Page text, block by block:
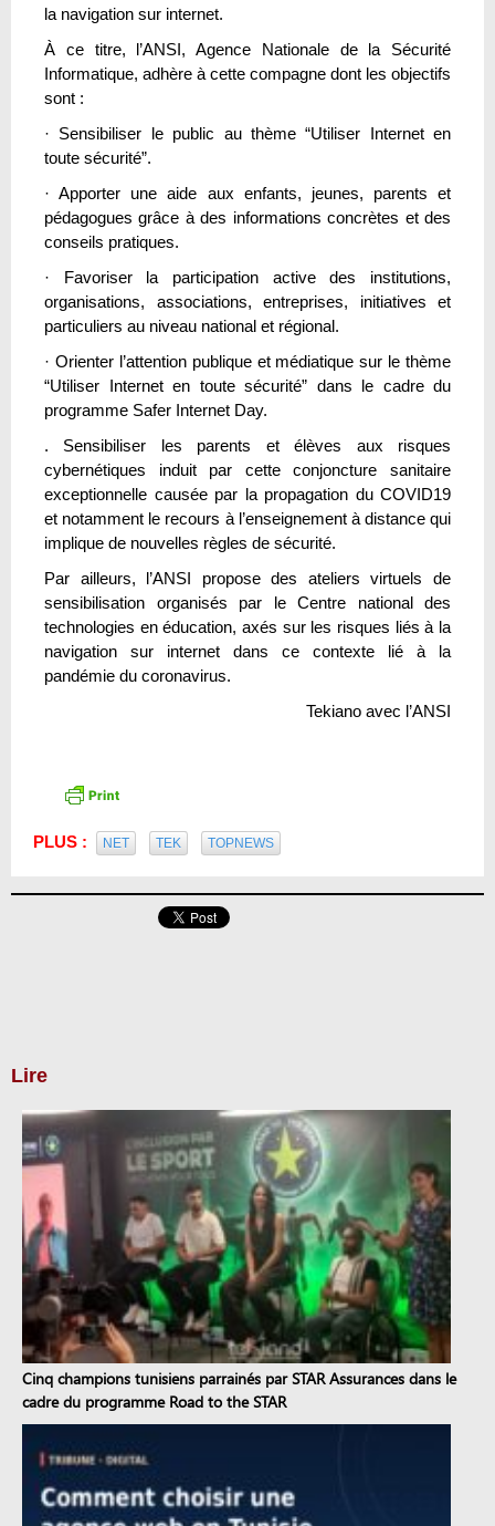
la navigation sur internet.
À ce titre, l’ANSI, Agence Nationale de la Sécurité
Informatique, adhère à cette compagne dont les objectifs
sont :
· Sensibiliser le public au thème “Utiliser Internet en
toute sécurité”.
· Apporter une aide aux enfants, jeunes, parents et
pédagogues grâce à des informations concrètes et des
conseils pratiques.
· Favoriser la participation active des institutions,
organisations, associations, entreprises, initiatives et
particuliers au niveau national et régional.
· Orienter l’attention publique et médiatique sur le thème
“Utiliser Internet en toute sécurité” dans le cadre du
programme Safer Internet Day.
. Sensibiliser les parents et élèves aux risques
cybernétiques induit par cette conjoncture sanitaire
exceptionnelle causée par la propagation du COVID19
et notamment le recours à l’enseignement à distance qui
implique de nouvelles règles de sécurité.
Par ailleurs, l’ANSI propose des ateliers virtuels de
sensibilisation organisés par le Centre national des
technologies en éducation, axés sur les risques liés à la
navigation sur internet dans ce contexte lié à la
pandémie du coronavirus.
Tekiano avec l’ANSI
PLUS : NET TEK TOPNEWS
Lire
Cinq champions tunisiens parrainés par STAR Assurances dans le
cadre du programme Road to the STAR